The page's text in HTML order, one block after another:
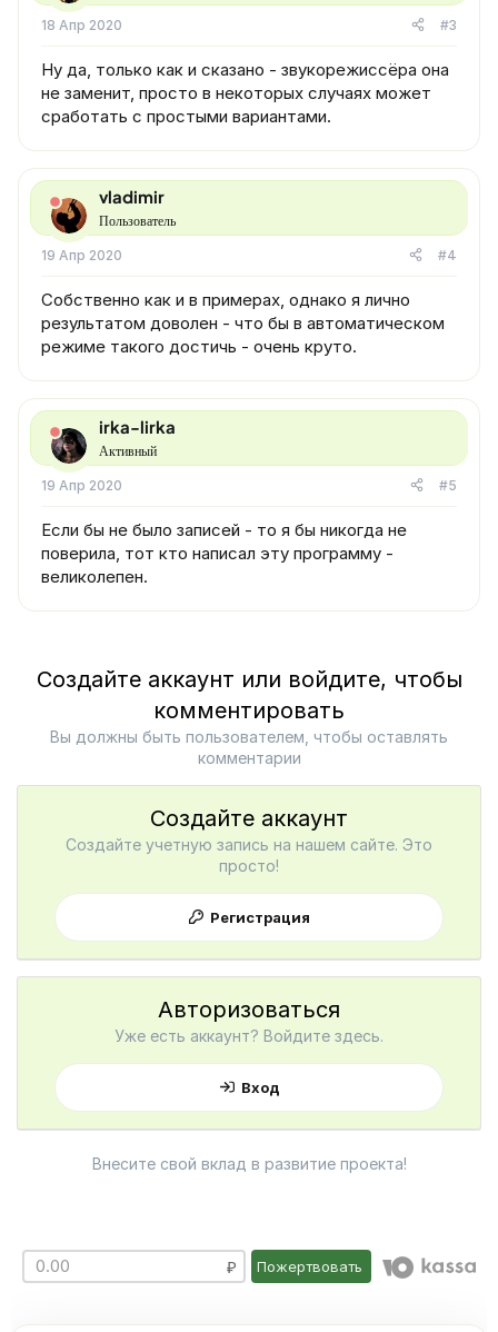
18 Апр 2020 #3
Ну да, только как и сказано - звукорежиссёра она
не заменит, просто в некоторых случаях может
сработать с простыми вариантами.
vladimir
Пользователь
19 Апр 2020 #4
Собственно как и в примерах, однако я лично
результатом доволен - что бы в автоматическом
режиме такого достичь - очень круто.
irka-lirka
Активный
19 Апр 2020 #5
Если бы не было записей - то я бы никогда не
поверила, тот кто написал эту программу -
великолепен.
Создайте аккаунт или войдите, чтобы
комментировать
Вы должны быть пользователем, чтобы оставлять
комментарии
Создайте аккаунт
Создайте учетную запись на нашем сайте. Это
просто!
Регистрация
Авторизоваться
Уже есть аккаунт? Войдите здесь.
Вход
Внесите свой вклад в развитие проекта!
Пожертвовать